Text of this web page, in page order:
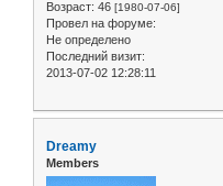
Возраст: 46 [1980-07-06]
Провел на форуме:
Не определено
Последний визит:
2013-07-02 12:28:11
Dreamy
Members